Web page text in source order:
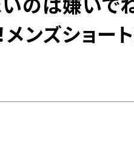
ンズショー
10:00～19:00（日月除く）
10:00～19:00（日月除く）